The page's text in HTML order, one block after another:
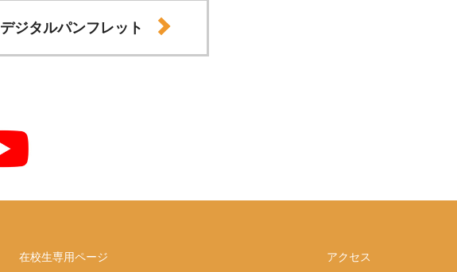
デジタルパンフレット
在校生専用ページ
アクセス